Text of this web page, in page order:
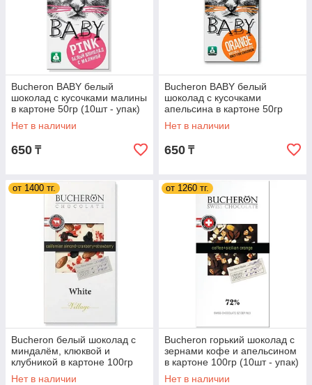
Bucheron BABY белый
шоколад с кусочками малины
в картоне 50гр (10шт - упак)
Нет в наличии
650 ₸
Bucheron BABY белый
шоколад с кусочками
апельсина в картоне 50гр
(10шт - упак)
Нет в наличии
650 ₸
от 1400 тг.
Bucheron белый шоколад с
миндалём, клюквой и
клубникой в картоне 100гр
(10шт - упак)
Нет в наличии
от 1260 тг.
Bucheron горький шоколад с
зернами кофе и апельсином
в картоне 100гр (10шт - упак)
Нет в наличии